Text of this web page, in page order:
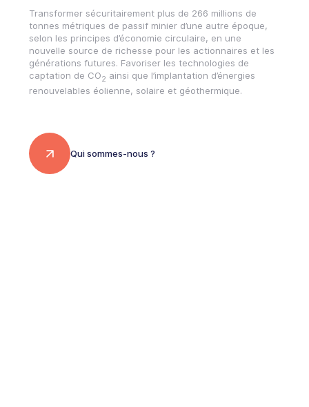
Transformer sécuritairement plus de 266 millions de
tonnes métriques de passif minier d’une autre époque,
selon les principes d’économie circulaire, en une
nouvelle source de richesse pour les actionnaires et les
générations futures. Favoriser les technologies de
captation de CO2 ainsi que l’implantation d’énergies
renouvelables éolienne, solaire et géothermique.
Qui sommes-nous ?